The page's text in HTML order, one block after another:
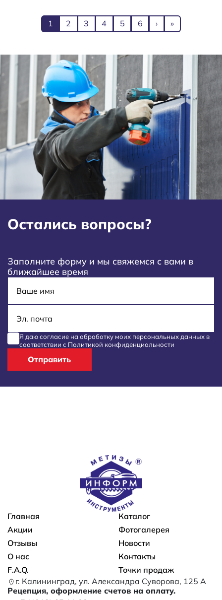
Нумерация страниц
Текущая страница
1 Page
2 Page
3 Page
4 Page
5 Page
6 Следующая
› Последняя
»
Остались вопросы?
Заполните форму и мы свяжемся с вами в
ближайшее время
Я даю согласие на обработку моих персональных данных в
соответствии с Политикой конфиденциальности
Отправить
Основная навигация
Главная
Каталог
Акции
Фотогалерея
Отзывы
Новости
О нас
Контакты
F.A.Q.
Точки продаж
г. Калининград, ул. Александра Суворова, 125 А
Рецепция, оформление счетов на оплату.